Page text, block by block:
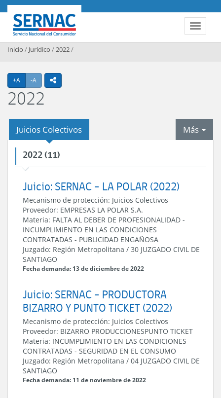
Contenido principal
Toggle
SERNAC
Inicio / Jurídico /2022/
+A Agrandar texto
-A Achicar textoicono compartir
2022
Más
Juicios Colectivos
2022 (11)
Juicio: SERNAC - LA POLAR (2022)
Mecanismo de protección: Juicios Colectivos
Proveedor: EMPRESAS LA POLAR S.A.
Materia: FALTA AL DEBER DE PROFESIONALIDAD -
INCUMPLIMIENTO EN LAS CONDICIONES
CONTRATADAS - PUBLICIDAD ENGAÑOSA
Juzgado: Región Metropolitana / 30 JUZGADO CIVIL DE
SANTIAGO
Fecha demanda: 13 de diciembre de 2022
Juicio: SERNAC - PRODUCTORA
BIZARRO Y PUNTO TICKET (2022)
Mecanismo de protección: Juicios Colectivos
Proveedor: BIZARRO PRODUCCIONESPUNTO TICKET
Materia: INCUMPLIMIENTO EN LAS CONDICIONES
CONTRATADAS - SEGURIDAD EN EL CONSUMO
Juzgado: Región Metropolitana / 04 JUZGADO CIVIL DE
SANTIAGO
Fecha demanda: 11 de noviembre de 2022